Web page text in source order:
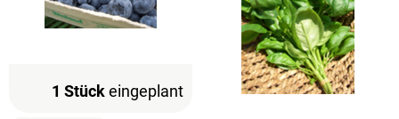
1 Stückeingeplant